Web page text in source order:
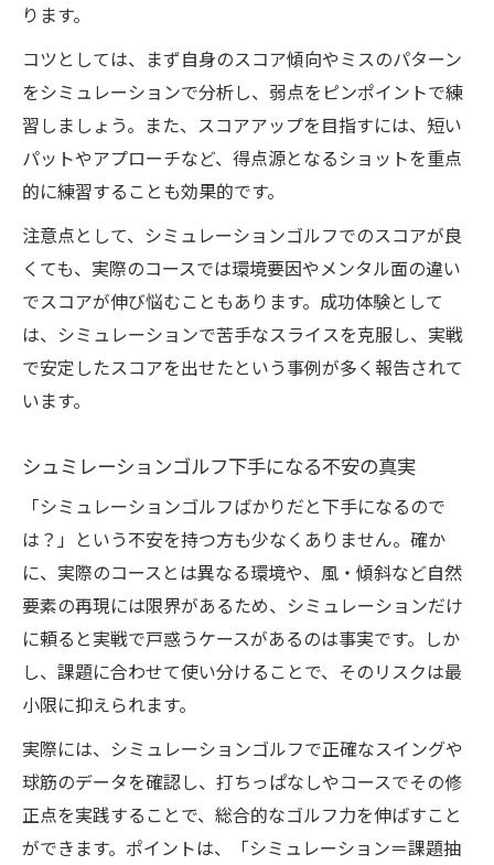
ります。
コツとしては、まず自身のスコア傾向やミスのパターン
をシミュレーションで分析し、弱点をピンポイントで練
習しましょう。また、スコアアップを目指すには、短い
パットやアプローチなど、得点源となるショットを重点
的に練習することも効果的です。
注意点として、シミュレーションゴルフでのスコアが良
くても、実際のコースでは環境要因やメンタル面の違い
でスコアが伸び悩むこともあります。成功体験として
は、シミュレーションで苦手なスライスを克服し、実戦
で安定したスコアを出せたという事例が多く報告されて
います。
シュミレーションゴルフ下手になる不安の真実
「シミュレーションゴルフばかりだと下手になるので
は？」という不安を持つ方も少なくありません。確か
に、実際のコースとは異なる環境や、風・傾斜など自然
要素の再現には限界があるため、シミュレーションだけ
に頼ると実戦で戸惑うケースがあるのは事実です。しか
し、課題に合わせて使い分けることで、そのリスクは最
小限に抑えられます。
実際には、シミュレーションゴルフで正確なスイングや
球筋のデータを確認し、打ちっぱなしやコースでその修
正点を実践することで、総合的なゴルフ力を伸ばすこと
ができます。ポイントは、「シミュレーション＝課題抽